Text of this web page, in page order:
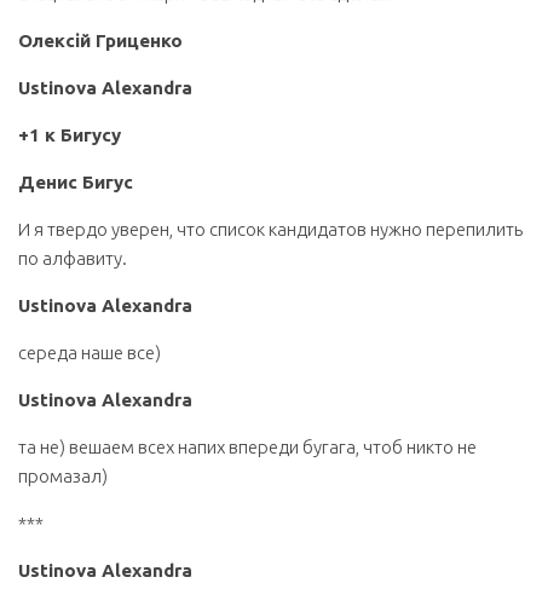
Олексій Гриценко
Ustinova Alexandra
+1 к Бигусу
Денис Бигус
И я твердо уверен, что список кандидатов нужно перепилить
по алфавиту.
Ustinova Alexandra
середа наше все)
Ustinova Alexandra
та не) вешаем всех напих впереди бугага, чтоб никто не
промазал)
***
Ustinova Alexandra